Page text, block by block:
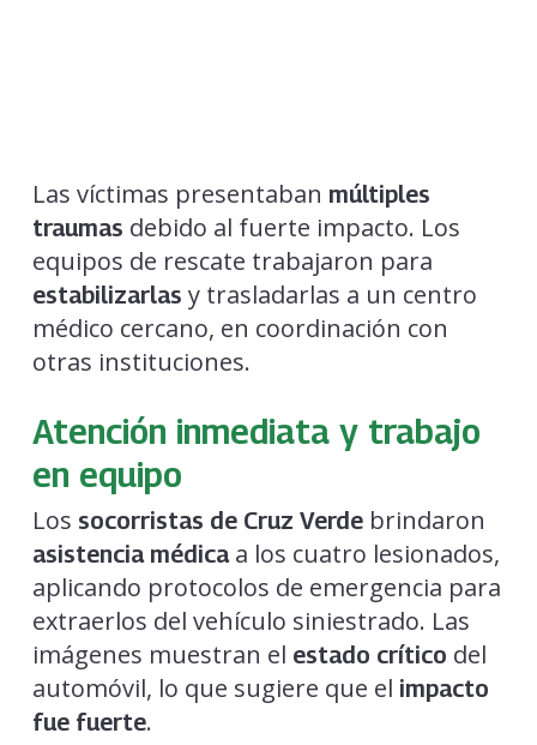
Las víctimas presentaban múltiples
traumas debido al fuerte impacto. Los
equipos de rescate trabajaron para
estabilizarlas y trasladarlas a un centro
médico cercano, en coordinación con
otras instituciones.
Atención inmediata y trabajo
en equipo
Los socorristas de Cruz Verdebrindaron
asistencia médicaa los cuatro lesionados,
aplicando protocolos de emergencia para
extraerlos del vehículo siniestrado. Las
imágenes muestran el estado crítico del
automóvil, lo que sugiere que el impacto
fue fuerte.